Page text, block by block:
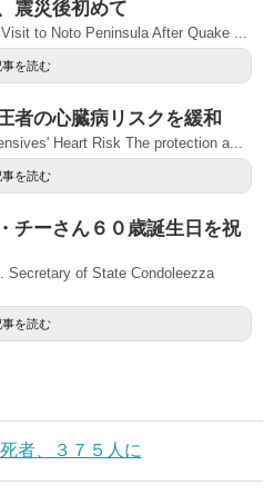
震災後初めて
to Noto Peninsula After Quake ...
事を読む
者の心臓病リスクを緩和
Heart Risk The protection a...
事を読む
チーさん６０歳誕生日を祝
Secretary of State Condoleezza
事を読む
者、３７５人に